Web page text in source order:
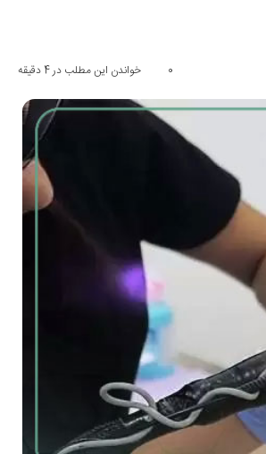
0 خواندن این مطلب در 4 دقیقه